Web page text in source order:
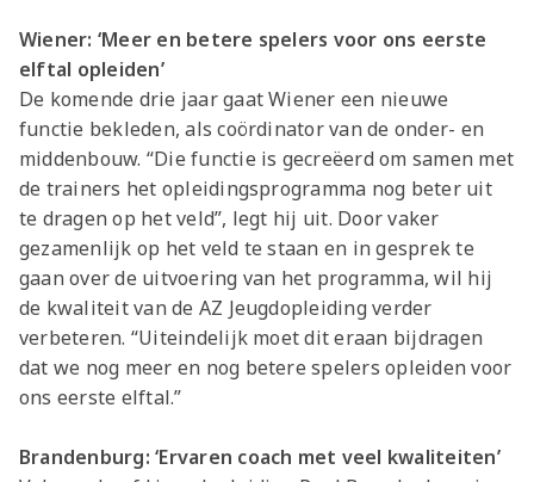
Wiener: ‘Meer en betere spelers voor ons eerste
elftal opleiden’
De komende drie jaar gaat Wiener een nieuwe
functie bekleden, als coördinator van de onder- en
middenbouw. “Die functie is gecreëerd om samen met
de trainers het opleidingsprogramma nog beter uit
te dragen op het veld”, legt hij uit. Door vaker
gezamenlijk op het veld te staan en in gesprek te
gaan over de uitvoering van het programma, wil hij
de kwaliteit van de AZ Jeugdopleiding verder
verbeteren. “Uiteindelijk moet dit eraan bijdragen
dat we nog meer en nog betere spelers opleiden voor
ons eerste elftal.”
Brandenburg: ‘Ervaren coach met veel kwaliteiten’